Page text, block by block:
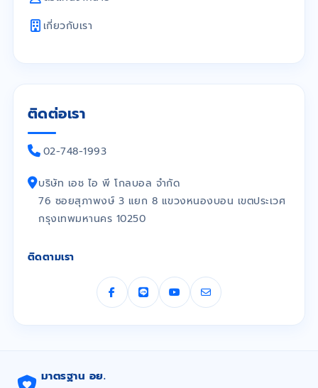
เกี่ยวกับเรา
ติดต่อเรา
02-748-1993
บริษัท เอช ไอ พี โกลบอล จำกัด
76 ซอยสุภาพงษ์ 3 แยก 8 แขวงหนองบอน เขตประเวศ
กรุงเทพมหานคร 10250
ติดตามเรา
มาตรฐาน อย.